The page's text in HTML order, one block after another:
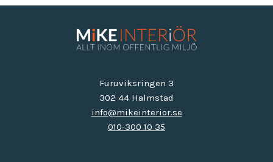
Furuviksringen 3
302 44 Halmstad
info@mikeinterior.se
010-300 10 35